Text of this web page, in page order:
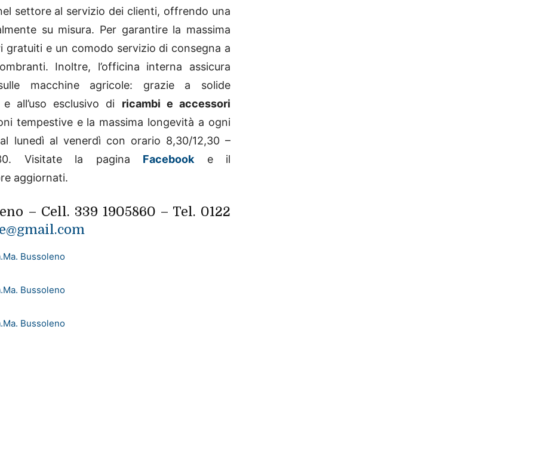
settore al servizio dei clienti, offrendo una
su misura. Per garantire la massima
gratuiti e un comodo servizio di consegna a
Inoltre, l’officina interna assicura
macchine agricole: grazie a solide
all’uso esclusivo di ricambi e accessori
tempestive e la massima longevità a ogni
lunedì al venerdì con orario 8,30/12,30 –
Visitate la pagina Facebooke il
aggiornati.
– Cell. 339 1905860 – Tel. 0122